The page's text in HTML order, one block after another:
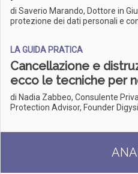
di Saverio Marando, Dottore in
protezione dei dati personali e
LA GUIDA PRATICA
Cancellazione e
ecco le tecniche per
di Nadia Zabbeo, Consulente
Protection Advisor, Founder